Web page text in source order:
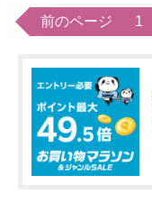
前のページ 1